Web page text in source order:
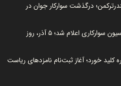
درگذشت سوارکار جوان در
زمان رونمایی از رئیس جدید فدراسیون سوارکاری اعلام شد؛ ۵ آذر، روز
کلید خورد؛ آغاز ثبت‌نام نامزدهای ریاست